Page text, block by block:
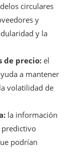
circulares
y
y la
de precio:el
a mantener
volatilidad de
la información
podrían